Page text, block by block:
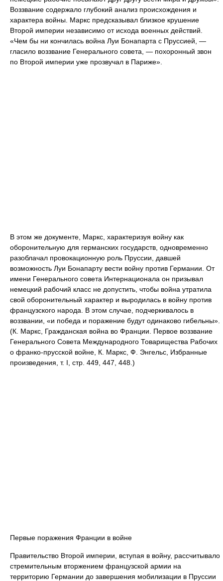
Воззвание содержало глубокий анализ происхождения и
характера войны. Маркс предсказывал близкое крушение
Второй империи независимо от исхода военных действий.
«Чем бы ни кончилась война Луи Бонапарта с Пруссией, —
гласило воззвание Генерального совета, — похоронный звон
по Второй империи уже прозвучал в Париже».
В этом же документе, Маркс, характеризуя войну как
оборонительную для германских государств, одновременно
разоблачал провокационную роль Пруссии, давшей
возможность Луи Бонапарту вести войну против Германии. От
имени Генерального совета Интернационала он призывал
немецкий рабочий класс не допустить, чтобы война утратила
свой оборонительный характер и выродилась в войну против
французского народа. В этом случае, подчеркивалось в
воззвании, «и победа и поражение будут одинаково гибельны».
(К. Маркс, Гражданская война во Франции. Первое воззвание
Генерального Совета Международного Товарищества Рабочих
о франко-прусской войне, К. Маркс, Ф. Энгельс, Избранные
произведения, т. I, стр. 449, 447, 448.)
Первые поражения Франции в войне
Правительство Второй империи, вступая в войну, рассчитывало
стремительным вторжением французской армии на
территорию Германии до завершения мобилизации в Пруссии